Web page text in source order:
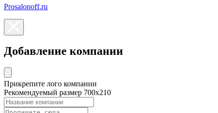
Prosalonoff.ru
Добавление компании
Прикрепите лого компании
Рекомендуемый размер 700х210